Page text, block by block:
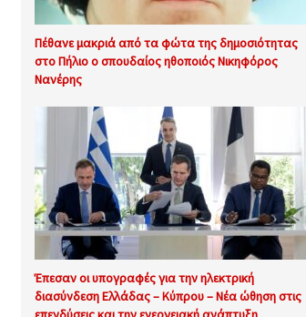
Πέθανε μακριά από τα φώτα της δημοσιότητας
στο Πήλιο ο σπουδαίος ηθοποιός Νικηφόρος
Νανέρης
Έπεσαν οι υπογραφές για την ηλεκτρική
διασύνδεση Ελλάδας – Κύπρου – Νέα ώθηση στις